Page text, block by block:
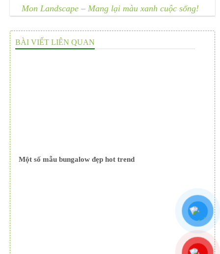
Mon Landscape – Mang lại màu xanh cuộc sống!
BÀI VIẾT LIÊN QUAN
Một số mẫu bungalow đẹp hot trend